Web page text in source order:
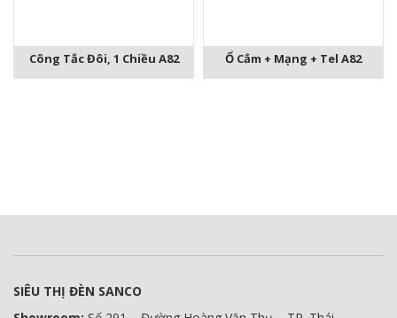
Công Tắc Đôi, 1 Chiều A82 Ổ Cắm + Mạng + Tel A82
SIÊU THỊ ĐÈN SANCO